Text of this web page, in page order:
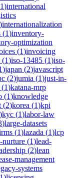
1)international
)internationalization
(1)inventory-
optimization
(1)invoicing
(1)iso-13485 (1)iso-
)japan (2)javascript
(2)jumia (1)just-in-
(1)katana-mrp
(1)knowledge
(2)korea (1)kpi
)kyc (1)labor-law
)large-datasets
(1)lazada (1)lcp
nurture (1)lead-
(2)lean
management
systems